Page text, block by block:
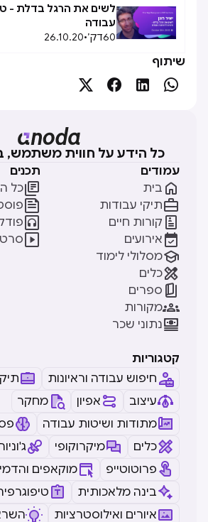
לשים את הרגל בדלת -
עבודה
60דק׳•
26.10.20
שיתוף




כל הידע על חווית משתמש,
עמודים
בית 
תיקי עבודות
קורות חיים 
אירועים 
מסלולי לימוד
כלים
ספרים 
מקורות
נתוני שכר
תכנים
כל



קטגוריות
חיפוש עבודה וראיונות
עיצוב
אפיון
מחקר
מתודות ושיטות עבודה
כלים
מיקרוקופי
פרוטוטייפ
מוקאפים
בינה מלאכותית
איורים ואילוסטרציות